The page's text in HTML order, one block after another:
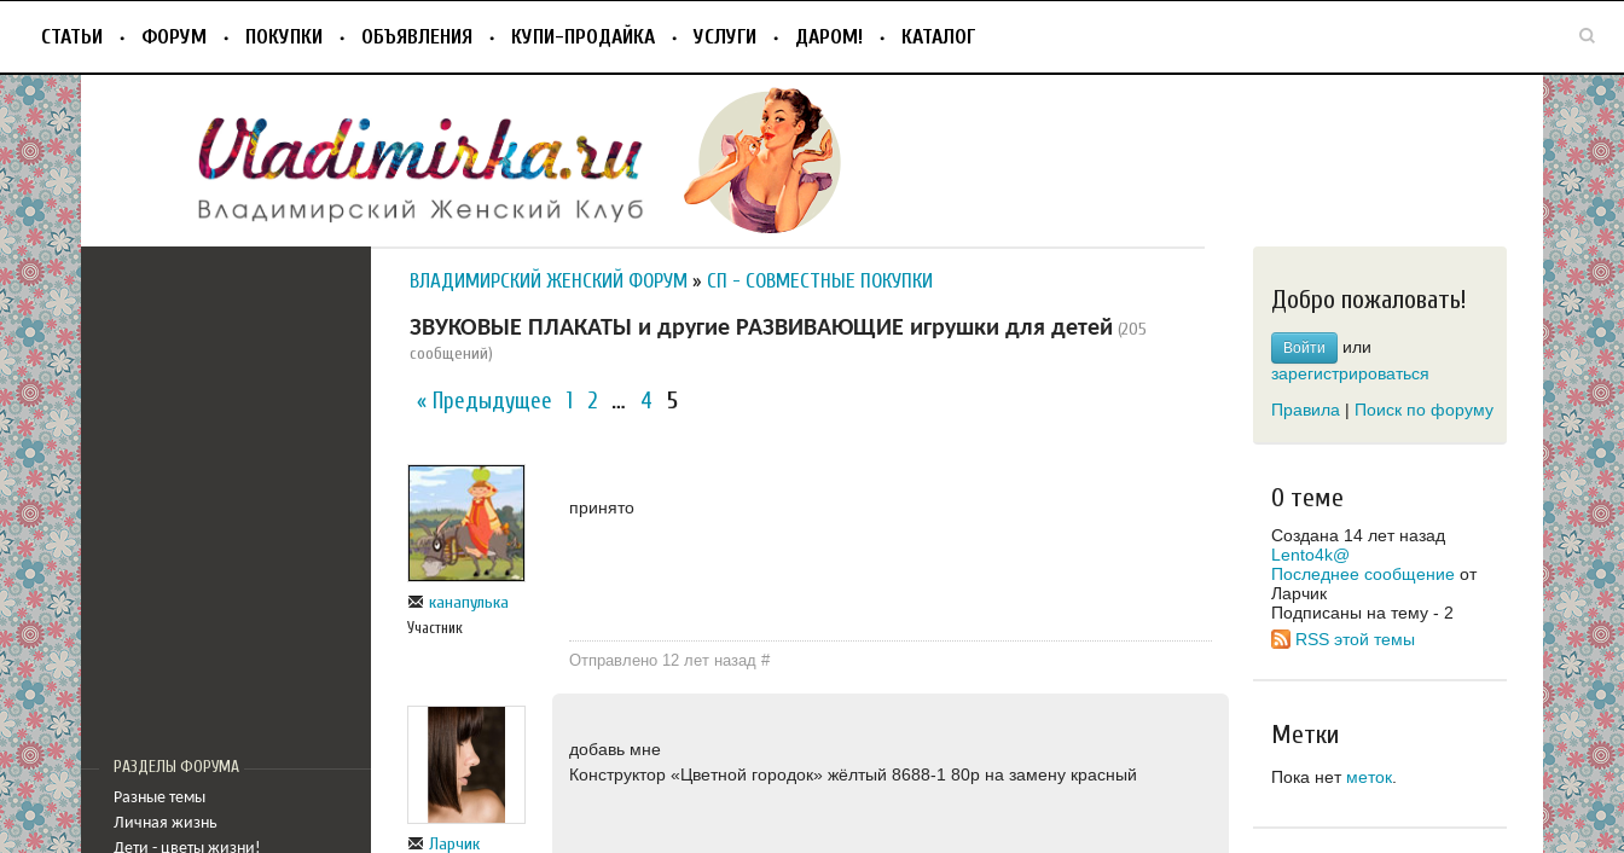
СТАТЬИ ФОРУМ ПОКУПКИ ОБЪЯВЛЕНИЯ КУПИ-ПРОДАЙКА УСЛУГИ ДАРОМ! КАТАЛОГ
РАЗДЕЛЫ ФОРУМА
Разные темы
Личная жизнь
Дети - цветы жизни!
ВЛАДИМИРСКИЙ ЖЕНСКИЙ ФОРУМ » СП - СОВМЕСТНЫЕ ПОКУПКИ
ЗВУКОВЫЕ ПЛАКАТЫ и другие РАЗВИВАЮЩИЕ игрушки для детей (205
сообщений)
« Предыдущее 1 2 … 4 5
канапулька
Участник
принято
Отправлено 12 лет назад#
Ларчик
добавь мне
Конструктор «Цветной городок» жёлтый 8688-1 80р на замену красный
Добро пожаловать!
Войти
или
зарегистрироваться
Правила | Поиск по форуму
О теме
Создана 14 лет назад
Lento4k@
Последнее сообщение от
Ларчик
Подписаны на тему - 2
RSS этой темы
Метки
Пока нет меток